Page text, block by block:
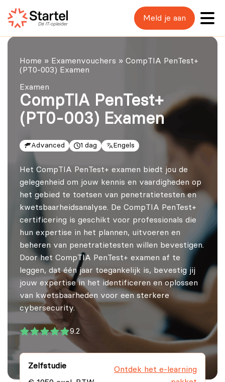
Meld je aan
Home » Examenvouchers » CompTIA PenTest+
(PT0-003) Examen
Examen
CompTIA PenTest+
(PT0-003) Examen
Advanced 1 dag Engels
Het CompTIA PenTest+ examen biedt jou de
gelegenheid om jouw kennis en vaardigheden op
het gebied te toetsen van penetratietesten en
kwetsbaarheidsanalyse. De CompTIA PenTest+
certificering is geschikt voor professionals die
hun expertise in het plannen, uitvoeren en
beheren van penetratietesten willen bevestigen.
Door het CompTIA PenTest+ examen af te
leggen, dat één jaar toegankelijk is, bevestig jij
jouw expertise in het identificeren en oplossen
van kwetsbaarheden voor een sterkere
cybersecurity.
9.2
Zelfstudie
Ontdek het e-learning